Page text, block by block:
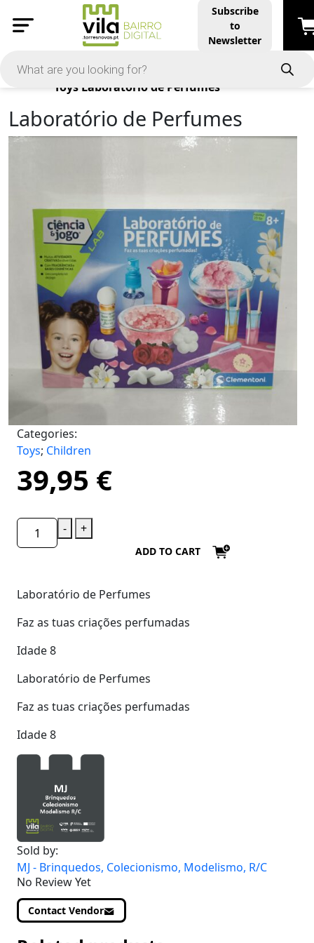
Subscribe
to
Newsletter
Products
Toys Laboratório de Perfumes
Laboratório de Perfumes
Categories:
Toys; Children
39,95 €
- +
ADD TO CART
Laboratório de Perfumes
Faz as tuas criações perfumadas
Idade 8
Laboratório de Perfumes
Faz as tuas criações perfumadas
Idade 8
Sold by:
MJ - Brinquedos, Colecionismo, Modelismo, R/C
No Review Yet
Contact Vendor